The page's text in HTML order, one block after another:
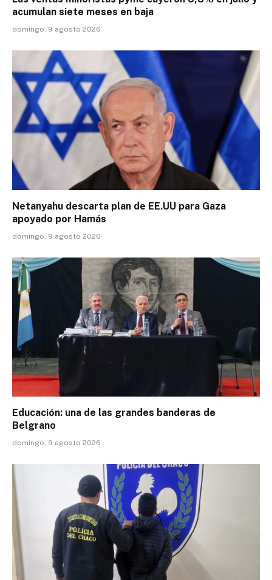
acumulan siete meses en baja
domingo, 9 agosto 2026
Netanyahu descarta plan de EE.UU para Gaza
apoyado por Hamás
domingo, 9 agosto 2026
Educación: una de las grandes banderas de
Belgrano
domingo, 9 agosto 2026